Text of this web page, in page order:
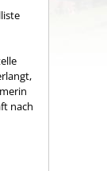
nach